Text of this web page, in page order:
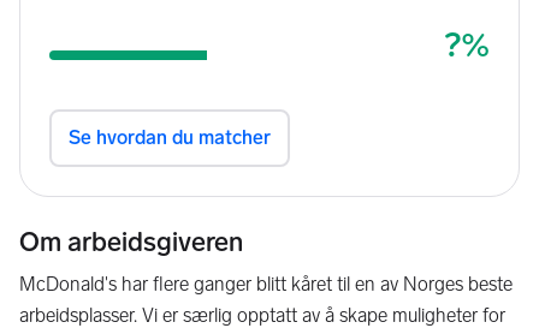
Om arbeidsgiveren
McDonald's har flere ganger blitt kåret til en av Norges beste
arbeidsplasser. Vi er særlig opptatt av å skape muligheter for